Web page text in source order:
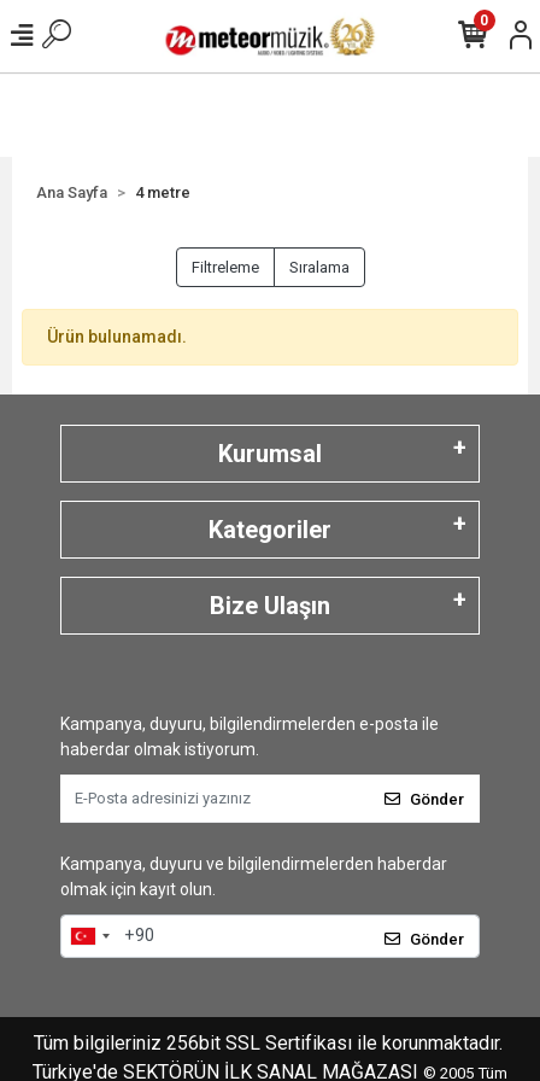
0
Ana Sayfa 4 metre
Filtreleme Sıralama
Ürün bulunamadı.
Kurumsal
Kategoriler
Bize Ulaşın
Kampanya, duyuru, bilgilendirmelerden e-posta ile
haberdar olmak istiyorum.
Gönder
Kampanya, duyuru ve bilgilendirmelerden haberdar
olmak için kayıt olun.
Gönder
Tüm bilgileriniz 256bit SSL Sertifikası ile korunmaktadır.
Türkiye'de SEKTÖRÜN İLK SANAL MAĞAZASI © 2005 Tüm